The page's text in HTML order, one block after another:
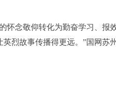
念敬仰转化为勤奋学习、报
烈故事传播得更远。”国网苏